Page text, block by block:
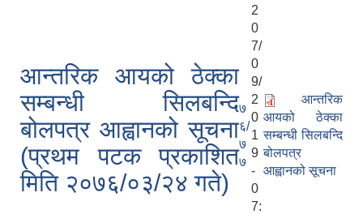
2
आन्तरिक आयको ठेक्का
सम्बन्धी सिलबन्दि
बोलपत्र आह्वानको सूचना
(प्रथम पटक प्रकाशित
मिति २०७६/०३/२४ गते)
७
६/
७
७
0
7/
0
9/
2
0
1
9
-
0
7:
आन्तरिक
आयको ठेक्का
सम्बन्धी सिलबन्दि
बोलपत्र
आह्वानको सूचना